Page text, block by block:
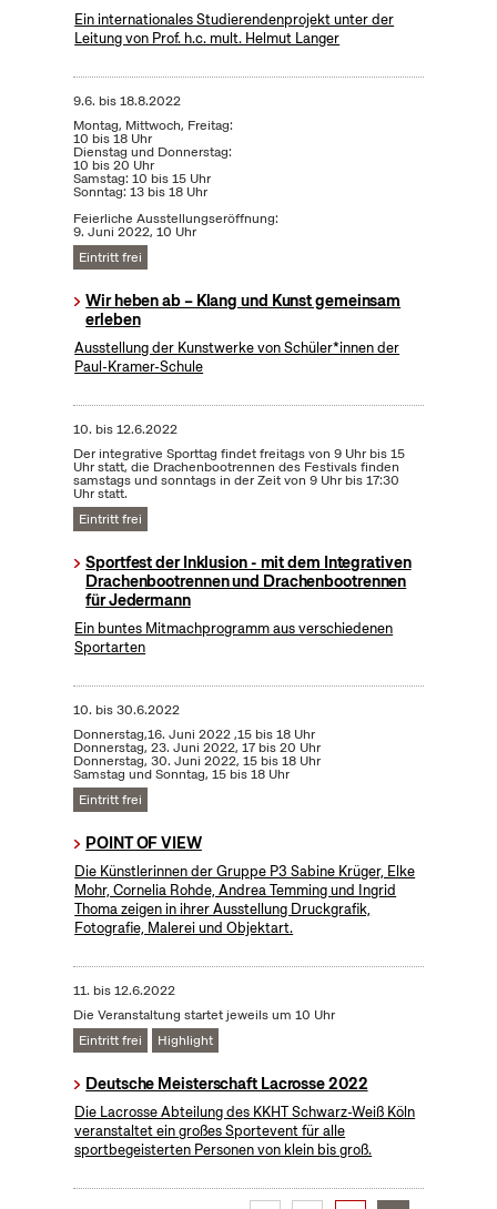
Ein internationales Studierendenprojekt unter der
Leitung von Prof. h.c. mult. Helmut Langer
9.6. bis18.8.2022
Montag, Mittwoch, Freitag:
10 bis 18 Uhr
Dienstag und Donnerstag:
10 bis 20 Uhr
Samstag: 10 bis 15 Uhr
Sonntag: 13 bis 18 Uhr
Feierliche Ausstellungseröffnung:
9. Juni 2022, 10 Uhr
Eintritt frei
Wir heben ab – Klang und Kunst gemeinsam
erleben
Ausstellung der Kunstwerke von Schüler*innen der
Paul-Kramer-Schule
10. bis12.6.2022
Der integrative Sporttag findet freitags von 9 Uhr bis 15
Uhr statt, die Drachenbootrennen des Festivals finden
samstags und sonntags in der Zeit von 9 Uhr bis 17:30
Uhr statt.
Eintritt frei
Sportfest der Inklusion - mit dem Integrativen
Drachenbootrennen und Drachenbootrennen
für Jedermann
Ein buntes Mitmachprogramm aus verschiedenen
Sportarten
10. bis30.6.2022
Donnerstag,16. Juni 2022 ,15 bis 18 Uhr
Donnerstag, 23. Juni 2022, 17 bis 20 Uhr
Donnerstag, 30. Juni 2022, 15 bis 18 Uhr
Samstag und Sonntag, 15 bis 18 Uhr
Eintritt frei
POINT OF VIEW
Die Künstlerinnen der Gruppe P3 Sabine Krüger, Elke
Mohr, Cornelia Rohde, Andrea Temming und Ingrid
Thoma zeigen in ihrer Ausstellung Druckgrafik,
Fotografie, Malerei und Objektart.
11. bis12.6.2022
Die Veranstaltung startet jeweils um 10 Uhr
Eintritt frei
Highlight
Deutsche Meisterschaft Lacrosse 2022
Die Lacrosse Abteilung des KKHT Schwarz-Weiß Köln
veranstaltet ein großes Sportevent für alle
sportbegeisterten Personen von klein bis groß.